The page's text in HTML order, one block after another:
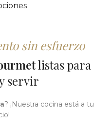
sin esfuerzo
listas para
servir
? ¡Nuestra cocina está a tu